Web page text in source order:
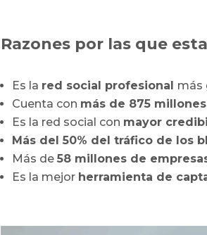
Razones por las que
Es la red social profesional más
Cuenta con más de 875
Es la red social con mayor
Más del 50% del tráfico de los
Más de 58 millones de
Es la mejor herramienta de